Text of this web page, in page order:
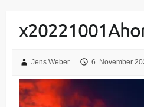
Jens Weber 6. November